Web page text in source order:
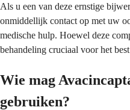
Als u een van deze ernstige
onmiddellijk contact op met uw
medische hulp. Hoewel deze
behandeling cruciaal voor het
Wie mag
gebruiken?